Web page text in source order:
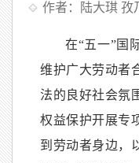
作者：陆大琪 孜
在“五一”国
维护广大劳动者
法的良好社会氛
权益保护开展专
到劳动者身边，